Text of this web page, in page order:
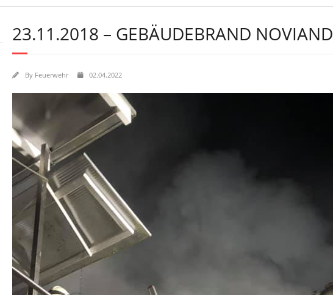
23.11.2018 – GEBÄUDEBRAND NOVIAND
By Feuerwehr 02.04.2022